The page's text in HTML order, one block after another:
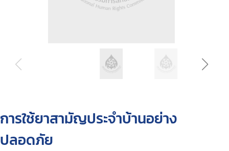
การใช้ยาสามัญประจำบ้านอย่าง
ปลอดภัย